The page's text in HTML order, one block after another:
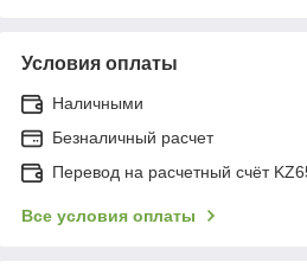
Условия оплаты
Наличными
Безналичный расчет
Перевод на расчетный счёт
Все условия оплаты